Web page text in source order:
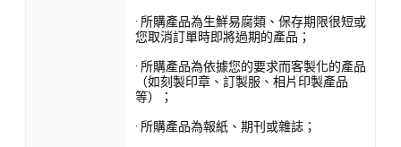
· 所購產品為生鮮易腐類、保存期限很短或
您取消訂單時即將過期的產品；
· 所購產品為依據您的要求而客製化的產品
（如刻製印章、訂製服、相片印製產品
等）；
· 所購產品為報紙、期刊或雜誌；